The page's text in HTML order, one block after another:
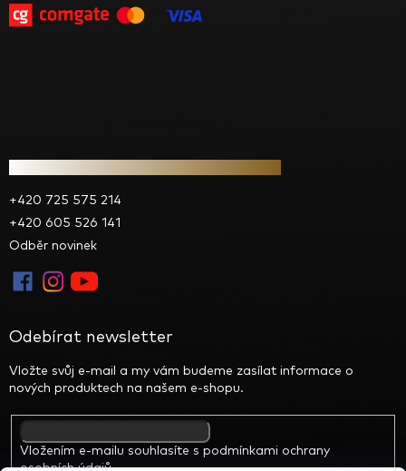
+420 725 575 214
+420 605 526 141
Odběr novinek
Odebírat newsletter
Vložte svůj e-mail a my vám budeme zasílat informace o
nových produktech na našem e-shopu.
Vložením e-mailu souhlasíte s podmínkami ochrany
osobních údajů